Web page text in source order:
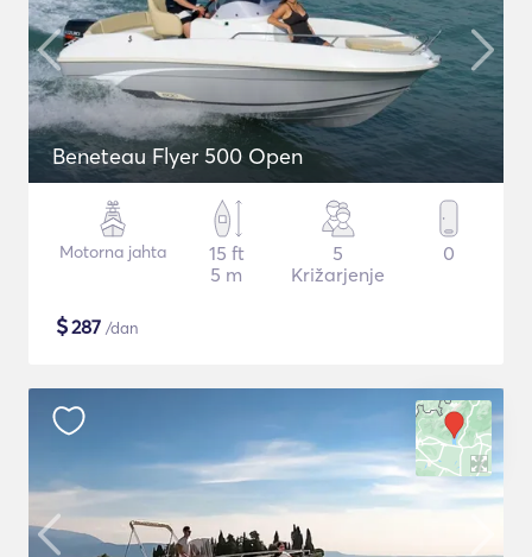
Beneteau Flyer 500 Open
Motorna jahta
15 ft
5 m
5
Križarjenje
0
$287 /dan